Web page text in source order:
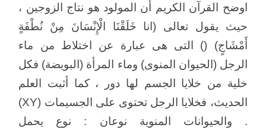
اوضح القرآن الكريم أن المولود هو نتاج الزوجين ،
حيث يقول تعالى (انا خَلَقْنَا الْإِنْسَانَ مِنْ نُطْفَةٍ
أَمْشَاجٍ) () التى هى عبارة عن اختلاط من ماء
الرجل (الحيوان المنوى) وماء المرأة (البويضة) فكل
خلية من خلايا الجسم لها دور ، كما أثبت العلم
الحديث، فخلايا الرجل تحتوى على الجسيمات (XY)
. والحيوانات المنوية نوعان : نوع يحمل